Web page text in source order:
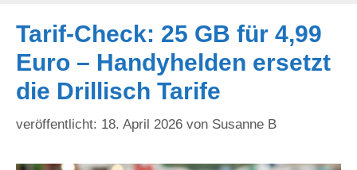
Tarif-Check: 25 GB für 4,99
Euro – Handyhelden ersetzt
die Drillisch Tarife
18. April 2026 von Susanne B